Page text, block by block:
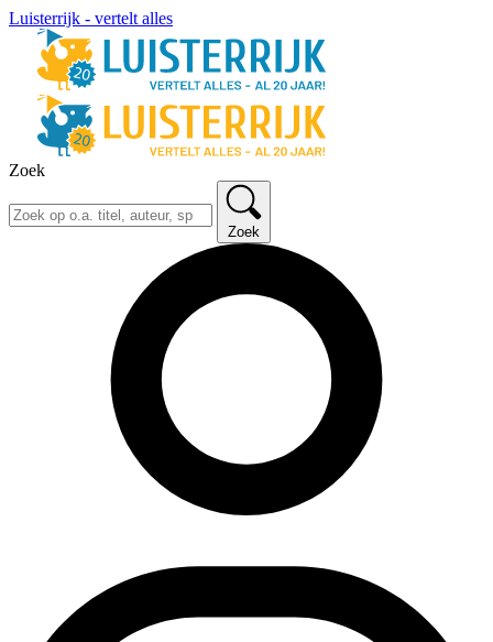
Luisterrijk - vertelt alles
Zoek
Zoek